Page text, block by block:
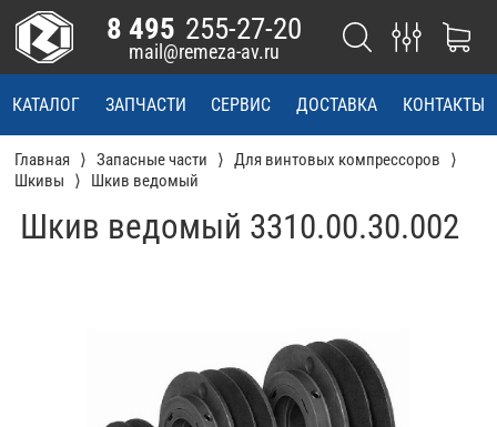
КАТАЛОГ ЗАПЧАСТИ СЕРВИС ДОСТАВКА КОНТАКТЫ
8 495 255-27-20
mail@remeza-av.ru
Главная Запасные части
Для винтовых компрессоров
Шкивы
Шкив ведомый
Шкив ведомый 3310.00.30.002